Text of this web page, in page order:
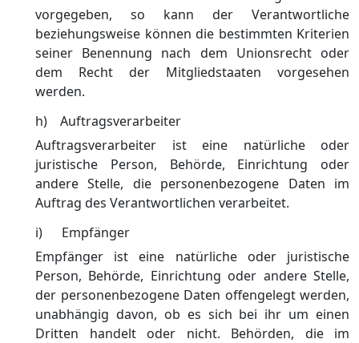
vorgegeben, so kann der Verantwortliche
beziehungsweise können die bestimmten Kriterien
seiner Benennung nach dem Unionsrecht oder
dem Recht der Mitgliedstaaten vorgesehen
werden.
h) Auftragsverarbeiter
Auftragsverarbeiter ist eine natürliche oder
juristische Person, Behörde, Einrichtung oder
andere Stelle, die personenbezogene Daten im
Auftrag des Verantwortlichen verarbeitet.
i) Empfänger
Empfänger ist eine natürliche oder juristische
Person, Behörde, Einrichtung oder andere Stelle,
der personenbezogene Daten offengelegt werden,
unabhängig davon, ob es sich bei ihr um einen
Dritten handelt oder nicht. Behörden, die im